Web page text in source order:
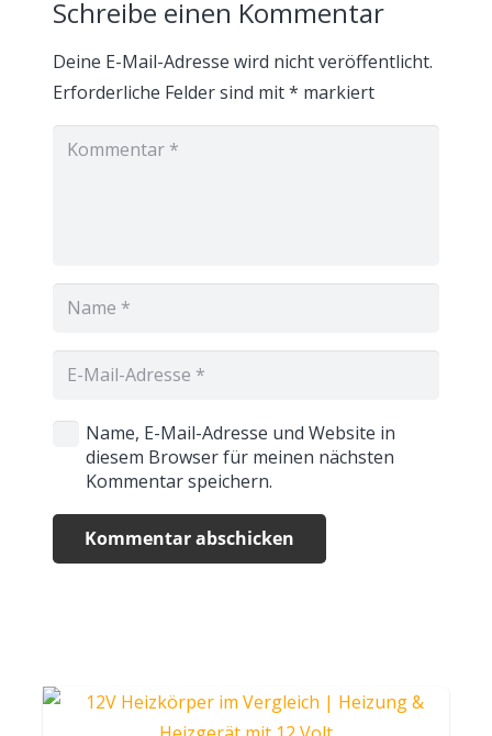
Schreibe einen Kommentar
Deine E-Mail-Adresse wird nicht veröffentlicht.
Erforderliche Felder sind mit* markiert
Name, E-Mail-Adresse und Website in
diesem Browser für meinen nächsten
Kommentar speichern.
Kommentar abschicken